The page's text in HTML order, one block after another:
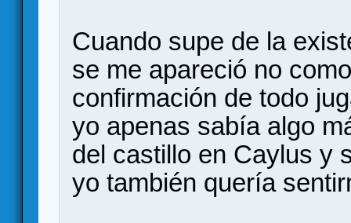
Cuando supe de la
se me apareció no
confirmación de todo
yo apenas sabía algo
del castillo en Caylus y
yo también quería